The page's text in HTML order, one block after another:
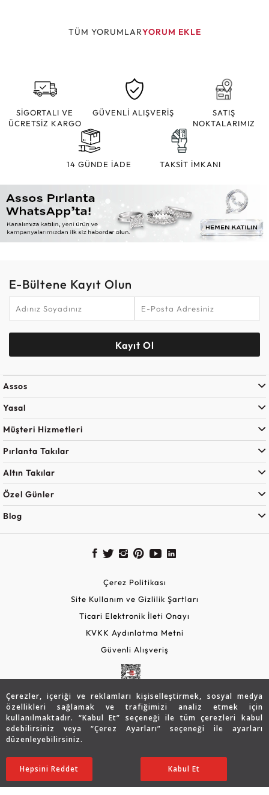
Çerezler, içeriği ve reklamları kişiselleştirmek, sosyal medya
özellikleri sağlamak ve trafiğimizi analiz etmek için
kullanılmaktadır. “Kabul Et” seçeneği ile tüm çerezleri kabul
edebilirsiniz veya “Çerez Ayarları” seçeneği ile ayarları
düzenleyebilirsiniz.
Ayarları Düzenle
Hepsini Reddet Kabul Et
83.506 TL
58.427TL SATIN ALIN
TÜM YORUMLARYORUM EKLE
SİGORTALI VE
ÜCRETSİZ KARGO
GÜVENLİ ALIŞVERİŞ
SATIŞ
NOKTALARIMIZ
14 GÜNDE İADE TAKSİT İMKANI
E-Bültene Kayıt Olun
Kayıt Ol
Assos
Yasal
Müşteri Hizmetleri
Pırlanta Takılar
Altın Takılar
Özel Günler
Blog
Çerez Politikası
Site Kullanım ve Gizlilik Şartları
Ticari Elektronik İleti Onayı
KVKK Aydınlatma Metni
Güvenli Alışveriş
Copyright © 2026 Assos Pırlanta - Bu sitenin tüm hakları